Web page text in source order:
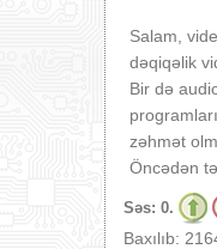
Salam,
dəqiqəlik
Bir də
zəhmət
Öncədən
Səs: 0.
Baxılıb: